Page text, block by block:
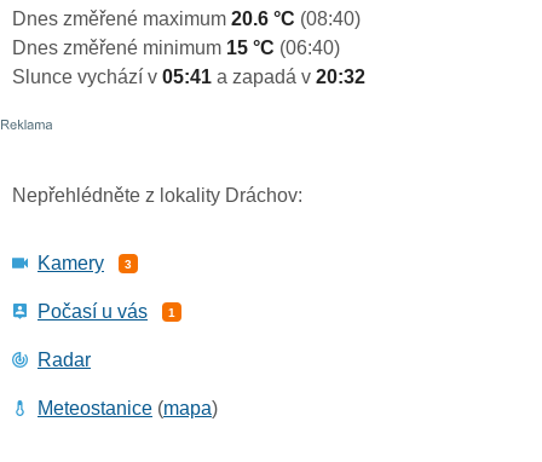
Dnes změřené maximum 20.6 °C (08:40)
Dnes změřené minimum 15 °C (06:40)
Slunce vychází v 05:41 a zapadá v 20:32
Nepřehlédněte z lokality Dráchov:
Kamery 3
Počasí u vás 1
Radar
Meteostanice (mapa)